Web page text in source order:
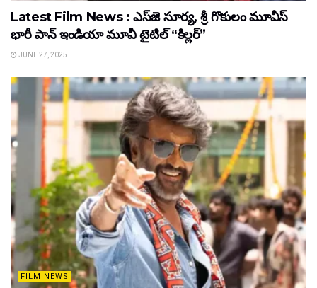
Latest Film News : ఎస్‌జె సూర్య, శ్రీ గొకులం మూవీస్‌
భారీ పాన్‌ ఇండియా మూవీ టైటిల్ “కిల్లర్”
JUNE 27, 2025
FILM NEWS